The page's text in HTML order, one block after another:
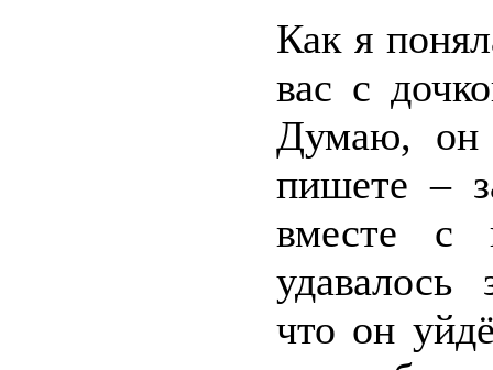
Как я
вас с
Думаю, он
пишете –
вместе с
удавалось
что он